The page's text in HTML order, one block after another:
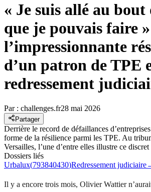
« Je suis allé au bout
que je pouvais faire
l’impressionnante
d’un patron de TPE
redressement
Par : challenges.fr28 mai 2026
Partager
Derrière le record de défaillances
forme de la résilience parmi les TPE. Au
Versailles, l’une d’entre elles illustre ce
Dossiers liés
Urbalux(793840430)Redressement judiciaire
Il y a encore trois mois, Olivier Wattier